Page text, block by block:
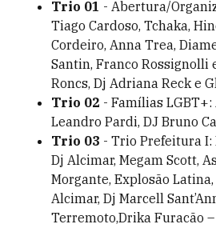
Trio 01 - Abertura/
Tiago Cardoso, Tchaka,
Cordeiro, Anna Trea,
Santin, Franco Rossignolli
Roncs, Dj Adriana Reck e
Trio 02 - Famílias LGBT+:
Leandro Pardi, DJ Bruno
Trio 03 - Trio Prefeitura I:
Dj Alcimar, Megam Scott,
Morgante, Explosão
Alcimar, Dj Marcell
Terremoto,Drika Furacão –